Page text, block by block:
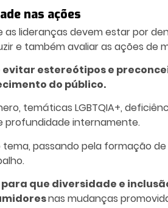
nas ações
lideranças devem estar por
e também avaliar as ações de
estereótipos e
do público.
temáticas LGBTQIA+,
profundidade internamente.
tema, passando pela formação
que diversidade e
nas mudanças